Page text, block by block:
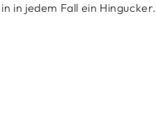
in jedem Fall ein Hingucker.